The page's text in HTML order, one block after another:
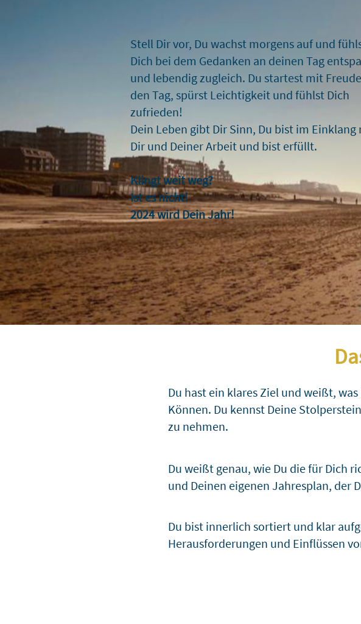
Stell Dir vor, Du wachst morgens auf und
Dich bei dem Gedanken an deinen Tag
und lebendig zugleich. Du startest mit
den Tag, spürst Leichtigkeit und fühlst Dich
zufrieden!
Dein Leben gibt Dir Sinn, Du bist im Einklang
Dir und Deiner Arbeit und bist erfüllt.
Klingt weit weg?
Ist es nicht!
2024 wird Dein Jahr!
Du hast ein klares Ziel und weißt,
Können. Du kennst Deine
zu nehmen.
Du weißt genau, wie Du die für Dich
und Deinen eigenen Jahresplan, der
Du bist innerlich sortiert und klar
Herausforderungen und Einflüssen